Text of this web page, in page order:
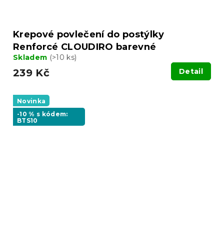
Krepové povlečení do postýlky
Renforcé CLOUDIRO barevné
Skladem (>10 ks)
239 Kč Detail
Novinka
-10 % s kódem:
BTS10